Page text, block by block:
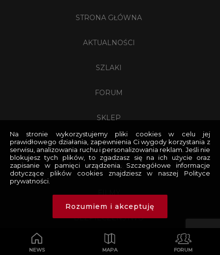
NEWS MAPA FORUM
STRONA GŁÓWNA
AKTUALNOŚCI
SZLAKI
FORUM
SKLEP
UŻYTKOWNICY
ZDJĘCIA
FILMY
BEZPIECZEŃSTWO
NOCLEGI
Na stronie wykorzystujemy pliki cookies w celu jej
prawidłowego działania, zapewnienia Ci wygody korzystania z
serwisu, analizowania ruchu i personalizowania reklam. Jeśli nie
blokujesz tych plików, to zgadzasz się na ich użycie oraz
zapisanie w pamięci urządzenia. Szczegółowe informacje
dotyczące plików cookies znajdziesz w naszej Polityce
prywatności.
Rozumiem i akceptuję